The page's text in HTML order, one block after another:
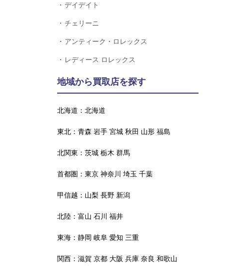
デイデイト
チェリーニ
アンティーク・ロレックス
レディース ロレックス
地域から買取店を探す
北海道： 北海道
東北： 青森 岩手 宮城 秋田 山形 福島
北関東： 茨城 栃木 群馬
首都圏： 東京 神奈川 埼玉 千葉
甲信越： 山梨 長野 新潟
北陸： 富山 石川 福井
東海： 静岡 岐阜 愛知 三重
関西： 滋賀 京都 大阪 兵庫 奈良 和歌山